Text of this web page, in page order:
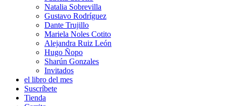
Natalia Sobrevilla
Gustavo Rodríguez
Dante Trujillo
Mariela Noles Cotito
Alejandra Ruiz León
Hugo Ñopo
Sharún Gonzales
Invitados
el libro del mes
Suscríbete
Tienda